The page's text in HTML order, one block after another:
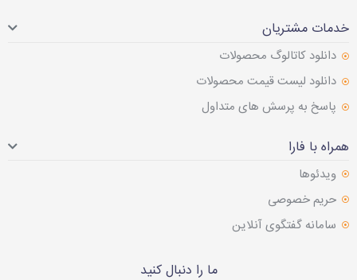
خدمات مشتریان
دانلود کاتالوگ محصولات
دانلود لیست قیمت محصولات
پاسخ به پرسش های متداول
همراه با فارا
ویدئوها
حریم خصوصی
سامانه گفتگوی آنلاین
ما را دنبال کنید